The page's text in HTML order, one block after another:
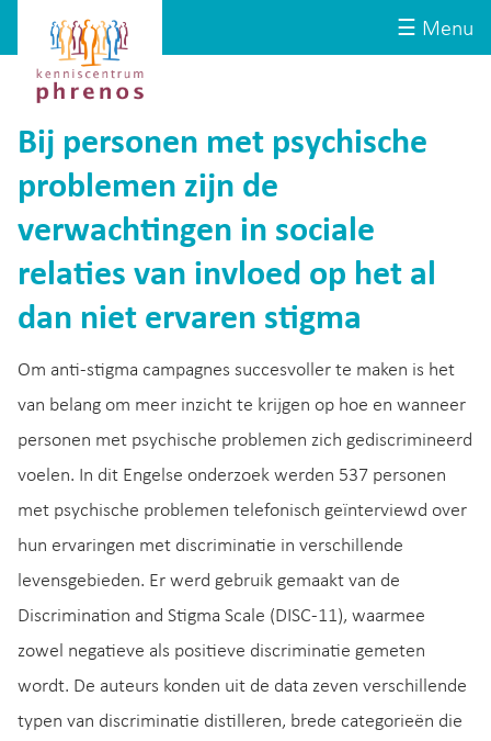
☰ Menu
Kenniscentrum
Phrenos
website
Bij personen met psychische
problemen zijn de
verwachtingen in sociale
relaties van invloed op het al
dan niet ervaren stigma
Om anti-stigma campagnes succesvoller te maken is het
van belang om meer inzicht te krijgen op hoe en wanneer
personen met psychische problemen zich gediscrimineerd
voelen. In dit Engelse onderzoek werden 537 personen
met psychische problemen telefonisch geïnterviewd over
hun ervaringen met discriminatie in verschillende
levensgebieden. Er werd gebruik gemaakt van de
Discrimination and Stigma Scale (DISC-11), waarmee
zowel negatieve als positieve discriminatie gemeten
wordt. De auteurs konden uit de data zeven verschillende
typen van discriminatie distilleren, brede categorieën die